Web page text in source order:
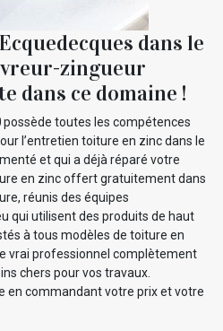
dans le
zingueur
dans ce domaine !
toutes les compétences
l’entretien toiture en zinc dans le
et qui a déjà réparé votre
en zinc offert gratuitement dans
réunis des équipes
qui utilisent des produits de haut
à tous modèles de toiture en
vrai professionnel complètement
chers pour vos travaux.
en commandant votre prix et votre